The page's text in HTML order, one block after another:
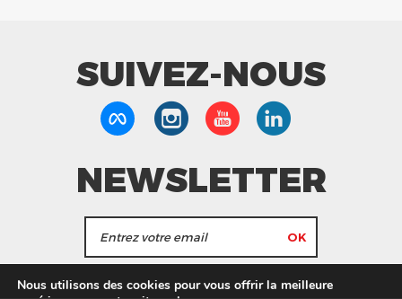
SUIVEZ-NOUS
NEWSLETTER
J'accepte de recevoir les actualités et les
Nous utilisons des cookies pour vous offrir la meilleure